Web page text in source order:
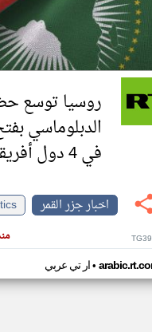
روسيا توسع
الدبلوماسي
في 4 دول أفريقية
اخبار جزر القمر
ار تي عربي•